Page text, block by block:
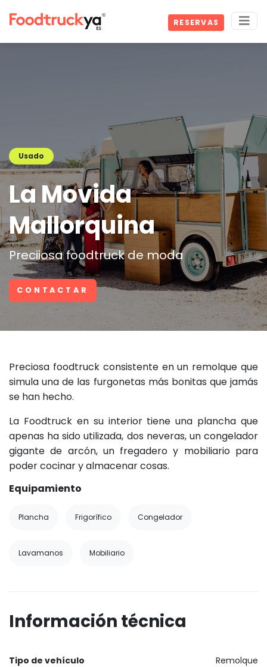
RESERVAS
Usado
La Movida
Mallorquina
Preciiosa foodtruck de moda
CONTACTAR
Preciosa foodtruck consistente en un remolque que
simula una de las furgonetas más bonitas que jamás
se han hecho.
La Foodtruck en su interior tiene una plancha que
apenas ha sido utilizada, dos neveras, un congelador
gigante de arcón, un fregadero y mobiliario para
poder cocinar y almacenar cosas.
Equipamiento
Plancha Frigorífico Congelador
Lavamanos Mobiliario
Información técnica
Tipo de vehículo Remolque